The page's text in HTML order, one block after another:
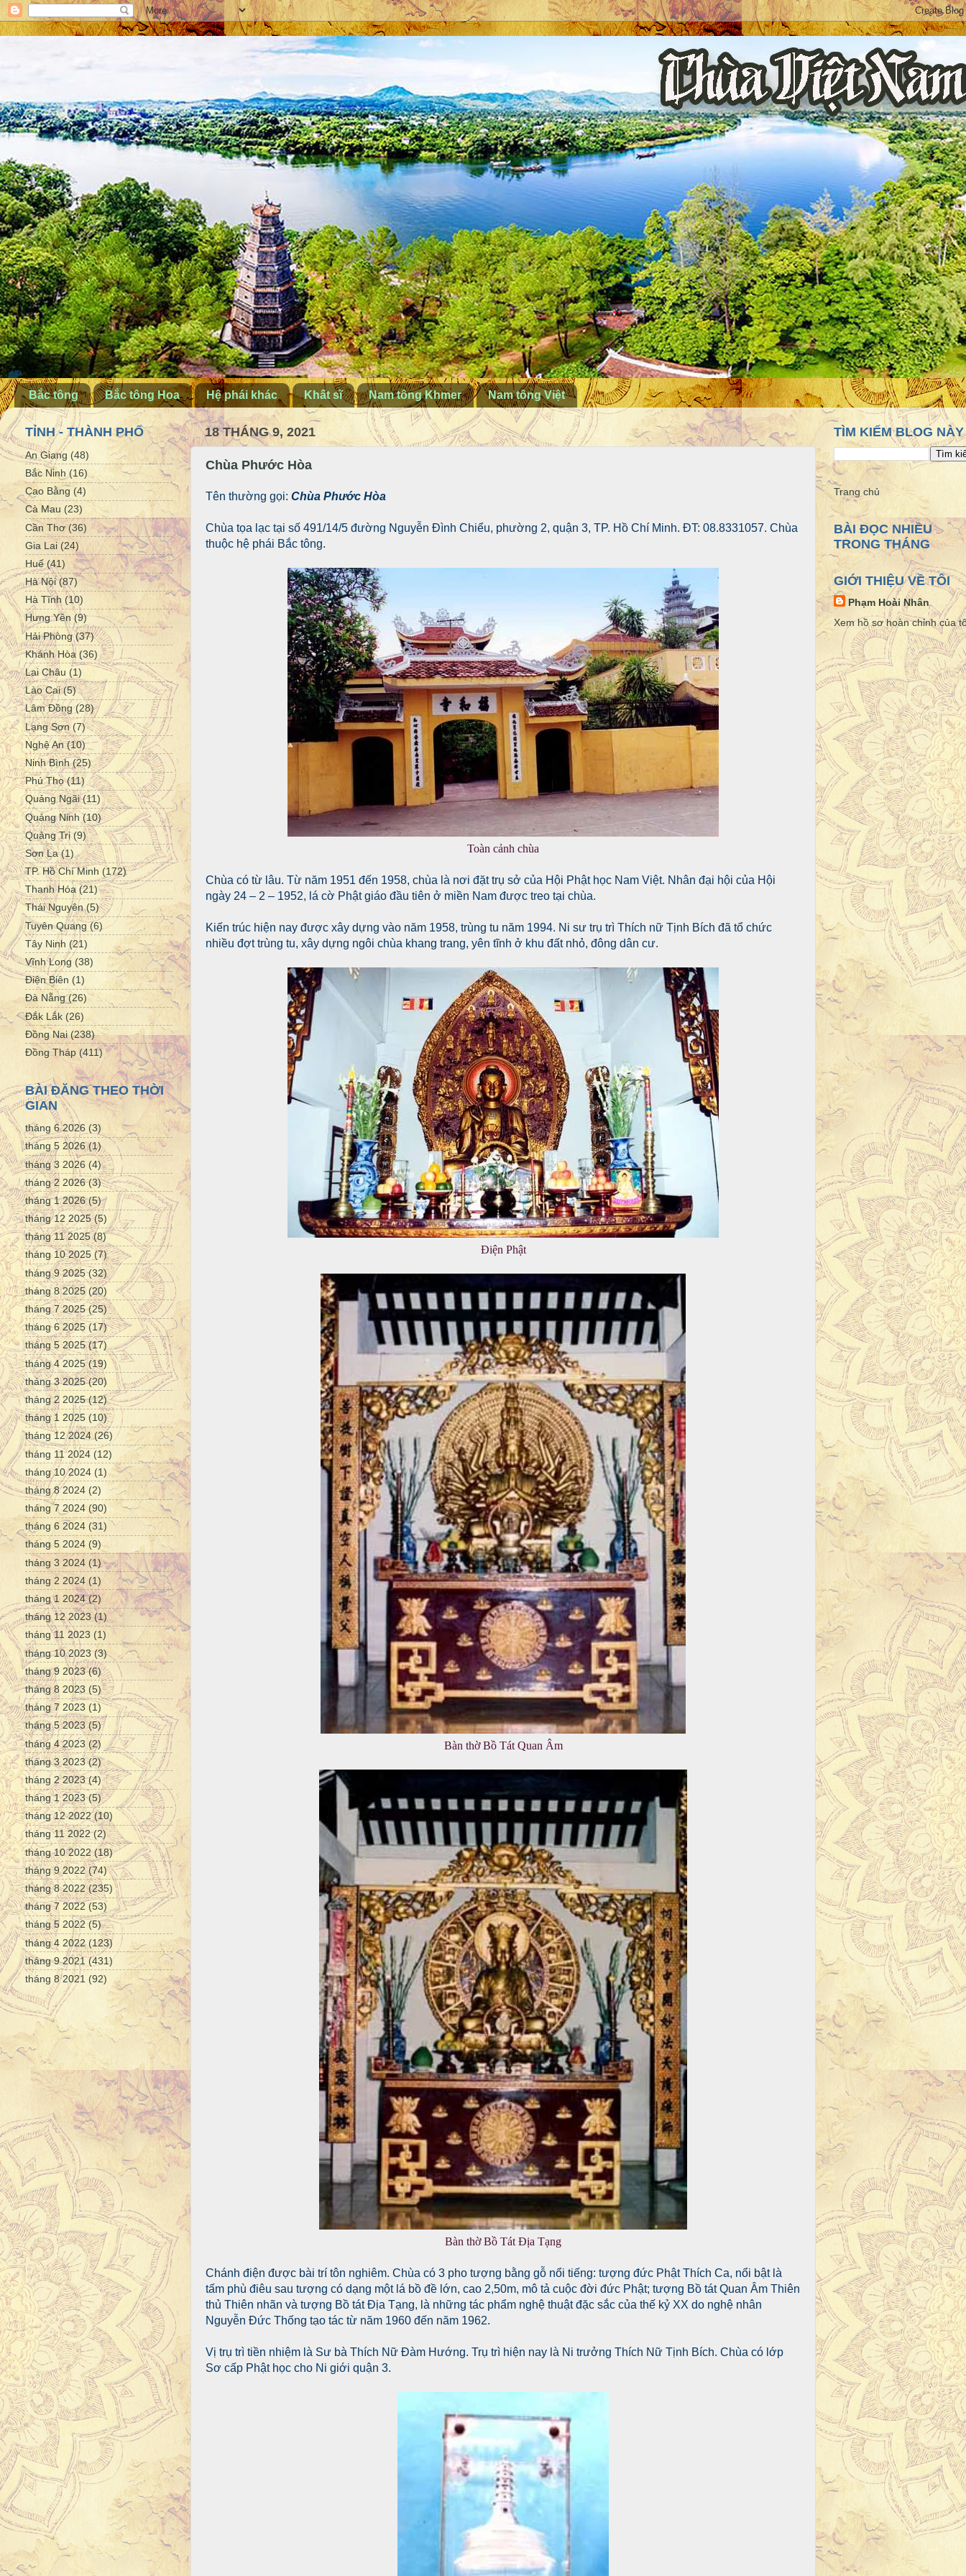
Bắc tông Bắc tông Hoa Hệ phái khác Khất sĩ Nam tông Khmer Nam tông Việt
18 THÁNG 9, 2021
Chùa Phước Hòa
Tên thường gọi: Chùa Phước Hòa
Chùa tọa lạc tại số 491/14/5 đường Nguyễn Đình Chiểu, phường 2, quận 3, TP. Hồ Chí Minh. ĐT: 08.8331057. Chùa
thuộc hệ phái Bắc tông.
Toàn cảnh chùa
Chùa có từ lâu. Từ năm 1951 đến 1958, chùa là nơi đặt trụ sở của Hội Phật học Nam Việt. Nhân đại hội của Hội
ngày 24 – 2 – 1952, lá cờ Phật giáo đầu tiên ở miền Nam được treo tại chùa.
Kiến trúc hiện nay được xây dựng vào năm 1958, trùng tu năm 1994. Ni sư trụ trì Thích nữ Tịnh Bích đã tổ chức
nhiều đợt trùng tu, xây dựng ngôi chùa khang trang, yên tĩnh ở khu đất nhỏ, đông dân cư.
Điện Phật
Bàn thờ Bồ Tát Quan Âm
Bàn thờ Bồ Tát Địa Tạng
Chánh điện được bài trí tôn nghiêm. Chùa có 3 pho tượng bằng gỗ nổi tiếng: tượng đức Phật Thích Ca, nổi bật là
tấm phù điêu sau tượng có dạng một lá bồ đề lớn, cao 2,50m, mô tả cuộc đời đức Phật; tượng Bồ tát Quan Âm Thiên
thủ Thiên nhãn và tượng Bồ tát Địa Tạng, là những tác phẩm nghệ thuật đặc sắc của thế kỷ XX do nghệ nhân
Nguyễn Đức Thống tạo tác từ năm 1960 đến năm 1962.
Vị trụ trì tiền nhiệm là Sư bà Thích Nữ Đàm Hướng. Trụ trì hiện nay là Ni trưởng Thích Nữ Tịnh Bích. Chùa có lớp
Sơ cấp Phật học cho Ni giới quận 3.
TỈNH - THÀNH PHỐ
An Giang (48)
Bắc Ninh (16)
Cao Bằng (4)
Cà Mau (23)
Cần Thơ (36)
Gia Lai (24)
Huế (41)
Hà Nội (87)
Hà Tĩnh (10)
Hưng Yên (9)
Hải Phòng (37)
Khánh Hòa (36)
Lai Châu (1)
Lào Cai (5)
Lâm Đồng (28)
Lạng Sơn (7)
Nghệ An (10)
Ninh Bình (25)
Phú Thọ (11)
Quảng Ngãi (11)
Quảng Ninh (10)
Quảng Trị (9)
Sơn La (1)
TP. Hồ Chí Minh (172)
Thanh Hóa (21)
Thái Nguyên (5)
Tuyên Quang (6)
Tây Ninh (21)
Vĩnh Long (38)
Điện Biên (1)
Đà Nẵng (26)
Đắk Lắk (26)
Đồng Nai (238)
Đồng Tháp (411)
BÀI ĐĂNG THEO THỜI
GIAN
tháng 6 2026 (3)
tháng 5 2026(1)
tháng 3 2026 (4)
tháng 2 2026(3)
tháng 1 2026(5)
tháng 12 2025(5)
tháng 11 2025(8)
tháng 10 2025 (7)
tháng 9 2025(32)
tháng 8 2025(20)
tháng 7 2025(25)
tháng 6 2025(17)
tháng 5 2025(17)
tháng 4 2025(19)
tháng 3 2025(20)
tháng 2 2025(12)
tháng 1 2025 (10)
tháng 12 2024(26)
tháng 11 2024 (12)
tháng 10 2024 (1)
tháng 8 2024 (2)
tháng 7 2024(90)
tháng 6 2024 (31)
tháng 5 2024 (9)
tháng 3 2024 (1)
tháng 2 2024 (1)
tháng 1 2024(2)
tháng 12 2023(1)
tháng 11 2023 (1)
tháng 10 2023(3)
tháng 9 2023(6)
tháng 8 2023 (5)
tháng 7 2023 (1)
tháng 5 2023(5)
tháng 4 2023(2)
tháng 3 2023(2)
tháng 2 2023(4)
tháng 1 2023(5)
tháng 12 2022(10)
tháng 11 2022(2)
tháng 10 2022(18)
tháng 9 2022(74)
tháng 8 2022(235)
tháng 7 2022 (53)
tháng 5 2022(5)
tháng 4 2022(123)
tháng 9 2021(431)
tháng 8 2021 (92)
TÌM KIẾM BLOG NÀY
Trang chủ
BÀI ĐỌC NHIỀU
TRONG THÁNG
GIỚI THIỆU VỀ TÔI
Phạm Hoài Nhân
Xem hồ sơ hoàn chỉnh của